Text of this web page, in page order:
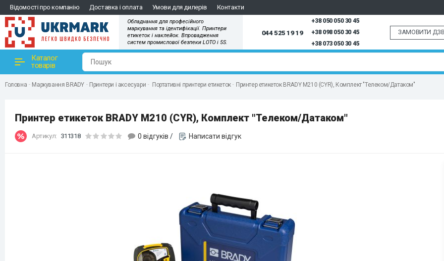
Відомості про компанію Доставка і оплата Умови для дилерів Контакти
Обладнання для професійного
маркування та ідентифікації. Принтери
етикеток і наклейок. Впровадження
систем промислової безпеки LOTO і 5S.
044 525 19 19
+38 050 050 30 45
+38 098 050 30 45
+38 073 050 30 45
ЗАМОВИТИ
Каталог
товарів
Головна Маркування BRADY Принтери і аксесуари Портативні принтери етикеток Принтер етикеток BRADY M210 (CYR), Комплект "Телеком/Датаком"
Принтер етикеток BRADY M210 (CYR), Комплект "Телеком/Датаком"
Артикул: 311318 0 відгуків / Написати відгук